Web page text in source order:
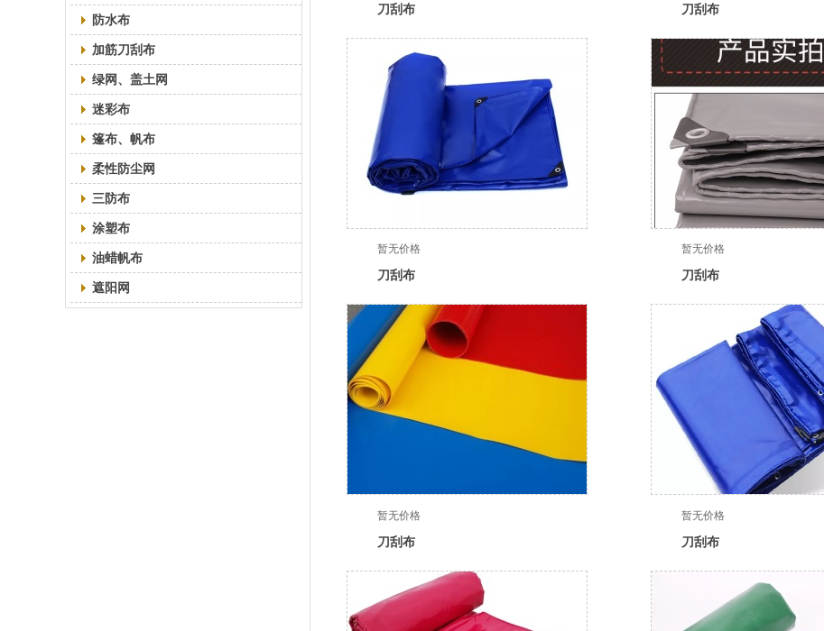
防水布
加筋刀刮布
绿网、盖土网
迷彩布
篷布、帆布
柔性防尘网
三防布
涂塑布
油蜡帆布
遮阳网
刀刮布 刀刮布
暂无价格
刀刮布
暂无价格
刀刮布
暂无价格
刀刮布
暂无价格
刀刮布